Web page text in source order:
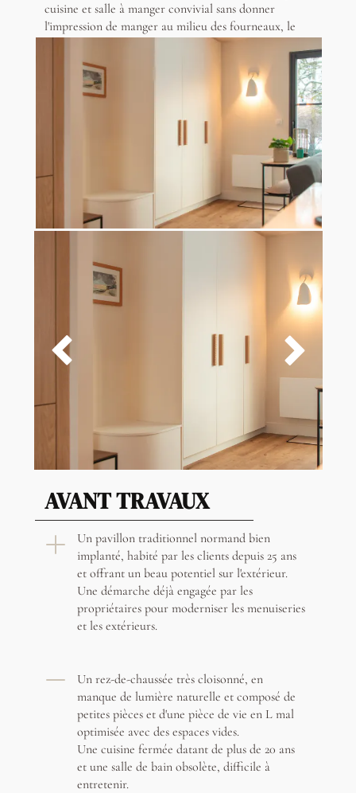
cuisine et salle à manger convivial sans donner
l'impression de manger au milieu des fourneaux, le
travail s'est porté sur deux ambiances distinctes. Un
vaisselier noir avec verrière apporte l'esprit salle à
manger, tandis que l'îlot surélevé et la symétrie des
meubles bas délimitent la cuisine. Tous les
se fondent dans la couleur
des murs. Pour finir, un nouvel insert à bois 3 vitres
vient s'incruster directement dans le meuble TV.
 
AVANT TRAVAUX
Un pavillon traditionnel normand bien
implanté, habité par les clients depuis 25 ans
et offrant un beau potentiel sur l'extérieur.
Une démarche déjà engagée par les
propriétaires pour moderniser les menuiseries
et les extérieurs.
Un rez-de-chaussée très cloisonné, en
manque de lumière naturelle et composé de
petites pièces et d'une pièce de vie en L mal
optimisée avec des espaces vides.
Une cuisine fermée datant de plus de 20 ans
et une salle de bain obsolète, difficile à
entretenir.